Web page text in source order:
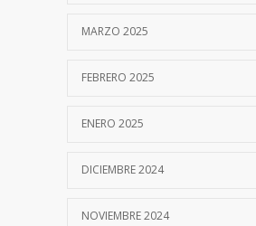
MARZO 2025
FEBRERO 2025
ENERO 2025
DICIEMBRE 2024
NOVIEMBRE 2024